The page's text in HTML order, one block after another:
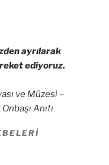
ayrılarak
ediyoruz.
ve Müzesi –
Anıtı